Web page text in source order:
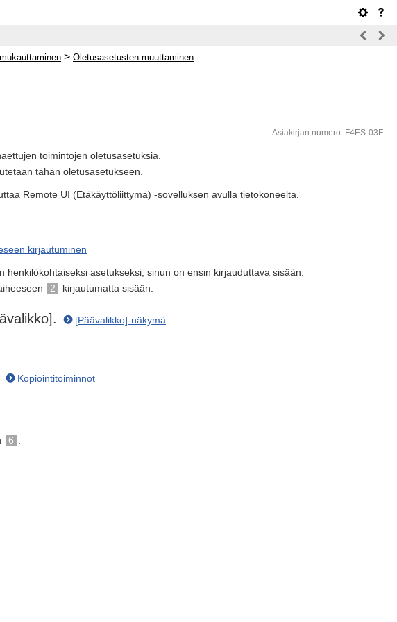
> Oletusasetusten muuttaminen
Asiakirjan numero: F4ES-03F
toimintojen oletusasetuksia.
tähän oletusasetukseen.
Remote UI (Etäkäyttöliittymä) -sovelluksen avulla tietokoneelta.
kirjautuminen
asetukseksi, sinun on ensin kirjauduttava sisään.
2 kirjautumatta sisään.
[Päävalikko]-näkymä
Kopiointitoiminnot
6